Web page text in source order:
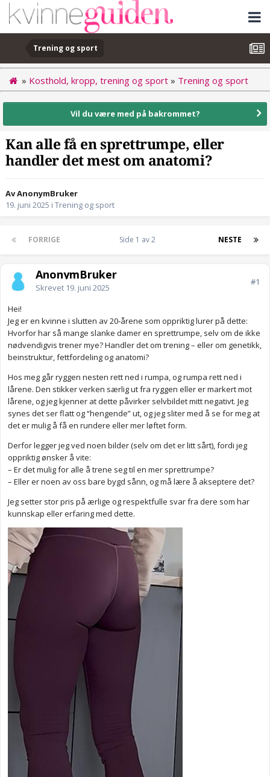
Trening og sport
» Kosthold, kropp, trening og sport » Trening og sport
Vil du være med på bakrommet?
Kan alle få en sprettrumpe, eller
handler det mest om anatomi?
Av AnonymBruker
19. juni 2025 i Trening og sport
FORRIGE NESTE
Side 1 av 2
AnonymBruker
Skrevet 19. juni 2025
#1
Hei!
Jeg er en kvinne i slutten av 20-årene som oppriktig lurer på dette:
Hvorfor har så mange slanke damer en sprettrumpe, selv om de ikke
nødvendigvis trener mye? Handler det om trening – eller om genetikk,
beinstruktur, fettfordeling og anatomi?
Hos meg går ryggen nesten rett ned i rumpa, og rumpa rett ned i
lårene. Den stikker verken særlig ut fra ryggen eller er markert mot
lårene, og jeg kjenner at dette påvirker selvbildet mitt negativt. Jeg
synes det ser flatt og “hengende” ut, og jeg sliter med å se for meg at
det er mulig å få en rundere eller mer løftet form.
Derfor legger jeg ved noen bilder (selv om det er litt sårt), fordi jeg
oppriktig ønsker å vite:
– Er det mulig for alle å trene seg til en mer sprettrumpe?
– Eller er noen av oss bare bygd sånn, og må lære å akseptere det?
Jeg setter stor pris på ærlige og respektfulle svar fra dere som har
kunnskap eller erfaring med dette.